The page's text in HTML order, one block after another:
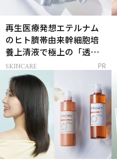
再生医療発想エテルナム
のヒト臍帯由来幹細胞培
養上清液で極上の「透明
感ハリ肌」へ
SKINCARE PR